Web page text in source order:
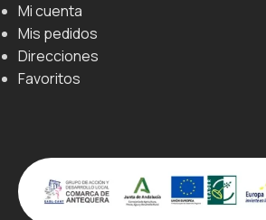
Mi cuenta
Mis pedidos
Direcciones
Favoritos